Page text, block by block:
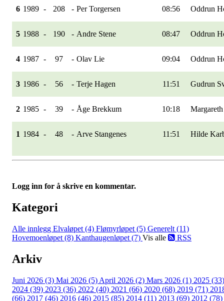
6 1989 - 208 - Per Torgersen 08:56 Oddrun
5 1988 - 190 - Andre Stene 08:47 Oddrun
4 1987 - 97 - Olav Lie 09:04 Oddrun
3 1986 - 56 - Terje Hagen 11:51 Gudrun
2 1985 - 39 - Åge Brekkum 10:18
1 1984 - 48 - Arve Stangenes 11:51 Hilde
Logg inn for å skrive en kommentar.
Kategori
Alle innlegg Elvaløpet (4) Flømyrløpet (5) Generelt (11)
Hovemoenløpet (8) Kanthaugenløpet (7) Vis alle RSS
Arkiv
Juni 2026 (3) Mai 2026 (5) April 2026 (2) Mars 2026 (1) 2025 (33)
2024 (39) 2023 (36) 2022 (40) 2021 (66) 2020 (68) 2019 (71)
(66) 2017 (46) 2016 (46) 2015 (85) 2014 (11) 2013 (69) 2012 (78)